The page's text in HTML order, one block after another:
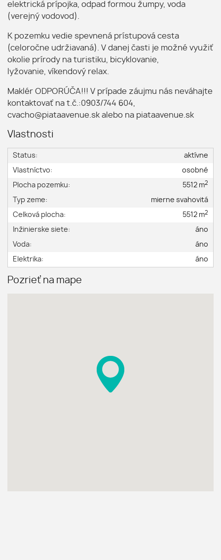
elektrická prípojka, odpad formou žumpy, voda
(verejný vodovod).
K pozemku vedie spevnená prístupová cesta
(celoročne udržiavaná). V danej časti je možné využiť
okolie prírody na turistiku, bicyklovanie,
lyžovanie, víkendový relax.
Maklér ODPORÚČA!!! V prípade záujmu nás neváhajte
kontaktovať na t.č.:0903/744 604,
cvacho@piataavenue.sk alebo na piataavenue.sk
Vlastnosti
Status:
aktívne
Vlastníctvo:
osobné
Plocha pozemku:
5512 m2
Typ zeme:
mierne svahovitá
Celková plocha:
5512 m2
Inžinierske siete:
áno
Voda:
áno
Elektrika:
áno
Pozrieť na mape